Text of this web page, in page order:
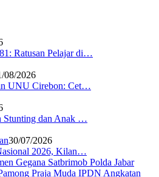
Ratusan Pelajar di…
08/2026
UNU Cirebon: Cet…
Stunting dan Anak …
30/07/2026
2026, Kilan…